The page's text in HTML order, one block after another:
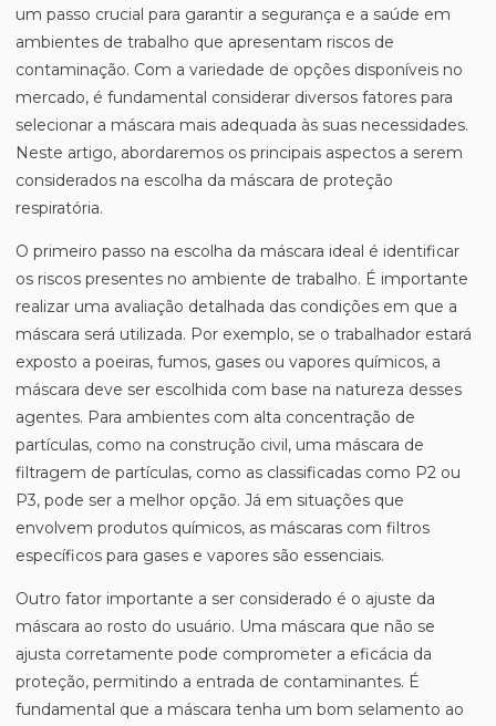
um passo crucial para garantir a segurança e a saúde em
ambientes de trabalho que apresentam riscos de
contaminação. Com a variedade de opções disponíveis no
mercado, é fundamental considerar diversos fatores para
selecionar a máscara mais adequada às suas necessidades.
Neste artigo, abordaremos os principais aspectos a serem
considerados na escolha da máscara de proteção
respiratória.
O primeiro passo na escolha da máscara ideal é identificar
os riscos presentes no ambiente de trabalho. É importante
realizar uma avaliação detalhada das condições em que a
máscara será utilizada. Por exemplo, se o trabalhador estará
exposto a poeiras, fumos, gases ou vapores químicos, a
máscara deve ser escolhida com base na natureza desses
agentes. Para ambientes com alta concentração de
partículas, como na construção civil, uma máscara de
filtragem de partículas, como as classificadas como P2 ou
P3, pode ser a melhor opção. Já em situações que
envolvem produtos químicos, as máscaras com filtros
específicos para gases e vapores são essenciais.
Outro fator importante a ser considerado é o ajuste da
máscara ao rosto do usuário. Uma máscara que não se
ajusta corretamente pode comprometer a eficácia da
proteção, permitindo a entrada de contaminantes. É
fundamental que a máscara tenha um bom selamento ao